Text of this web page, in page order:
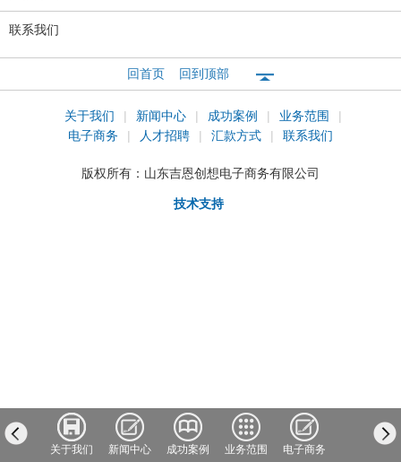
联系我们
回首页 回到顶部
关于我们 | 新闻中心 | 成功案例 | 业务范围
|
电子商务
| 人才招聘 | 汇款方式 | 联系我们
版权所有： 山东吉恩创想电子商务有限公司
技术支持
关于我们 新闻中心 成功案例 业务范围 电子商务 人才招聘